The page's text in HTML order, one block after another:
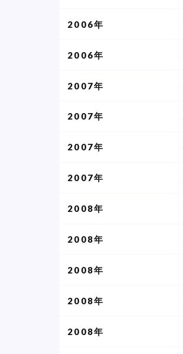
2006年
2006年
2007年
2007年
2007年
2007年
2008年
2008年
2008年
2008年
2008年